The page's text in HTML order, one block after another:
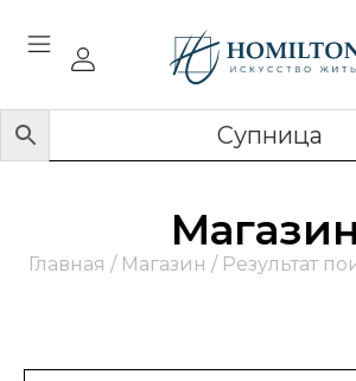
Магазин
Главная / Магазин / Результат